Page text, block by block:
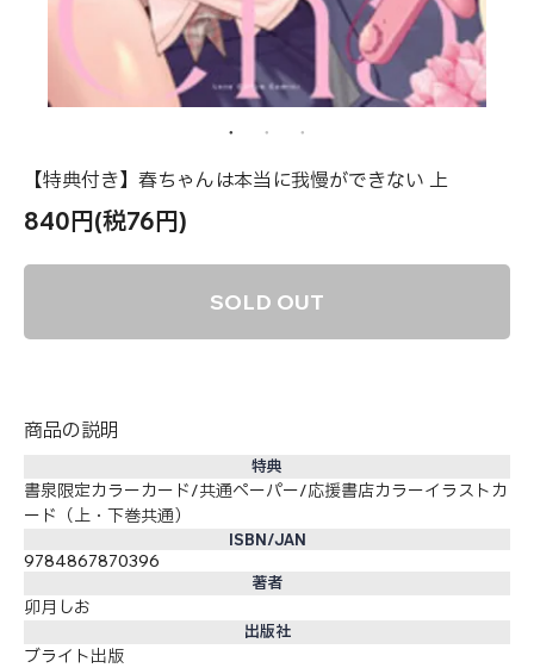
【特典付き】春ちゃんは本当に我慢ができない 上
840円(税76円)
SOLD OUT
商品の説明
特典
書泉限定カラーカード/共通ペーパー/応援書店カラーイラストカ
ード（上・下巻共通）
ISBN/JAN
9784867870396
著者
卯月しお
出版社
ブライト出版